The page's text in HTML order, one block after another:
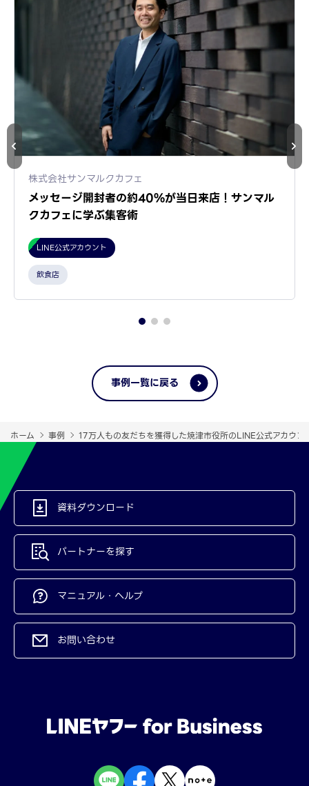
株式会社サンマルクカフェ
メッセージ開封者の約40%が当日来店！サンマル
クカフェに学ぶ集客術
LINE公式アカウント
飲食店
事例一覧に戻る
ホーム 事例 17万人もの友だちを獲得した焼津市役所のLINE公式アカウ
資料ダウンロード
パートナーを探す
マニュアル・ヘルプ
お問い合わせ